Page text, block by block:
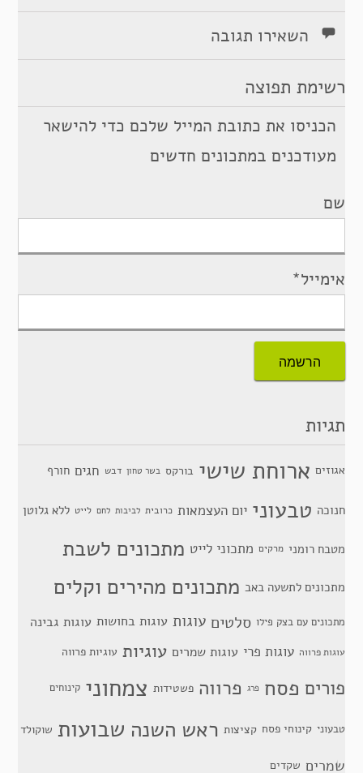
השאירו תגובה
רשימת תפוצה
הכניסו את כתובת המייל שלכם כדי להישאר
מעודכנים במתכונים חדשים
שם
אימייל*
תגיות
אגוזים ארוחת שישי בורקס בשר טחון דבש חגים חורף
חנוכה טבעוני יום העצמאות כרובית לביבות לחם לייט ללא גלוטן
מטבח רומני מרקים מתכוני לייט מתכונים לשבת
מתכונים לתשעה באב מתכונים מהירים וקלים
מתכונים עם בצק פילו סלטים עוגות עוגות בחושות עוגות גבינה
עוגות פרווה עוגות פרי עוגות שמרים עוגיות עוגיות פרווה
פורים פסח פרג פרווה פשטידות צמחוני קינוחים
טבעוני קינוחי פסח קציצות ראש השנה שבועות שוקולד
שמרים שקדים